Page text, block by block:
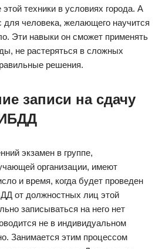
техники в условиях города. А
человека, желающего научится
Эти навыки он сможет применять
не растеряться в сложных
решения.
записи на сдачу
экзамен в группе,
организации, имеют
и время, когда будет проведен
от должностных лиц этой
записываться на него нет
не в индивидуальном
Занимается этим процессом